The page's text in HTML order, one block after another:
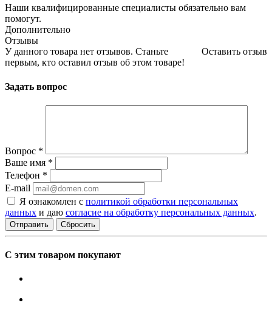
Наши квалифицированные специалисты обязательно вам
помогут.
Дополнительно
Отзывы
Оставить отзыв
У данного товара нет отзывов. Станьте
первым, кто оставил отзыв об этом товаре!
Задать вопрос
Вопрос *
Ваше имя *
Телефон *
E-mail
Я ознакомлен с политикой обработки персональных
данных и даю согласие на обработку персональных данных.
Сбросить
С этим товаром покупают